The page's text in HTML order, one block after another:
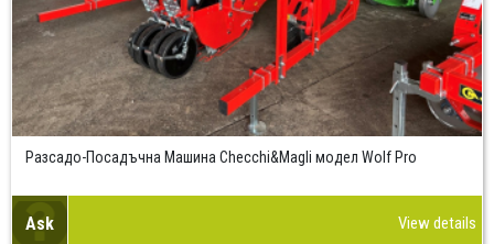
Разсадо-Посадъчна Машина Checchi&Magli модел Wolf Pro
Ask View details